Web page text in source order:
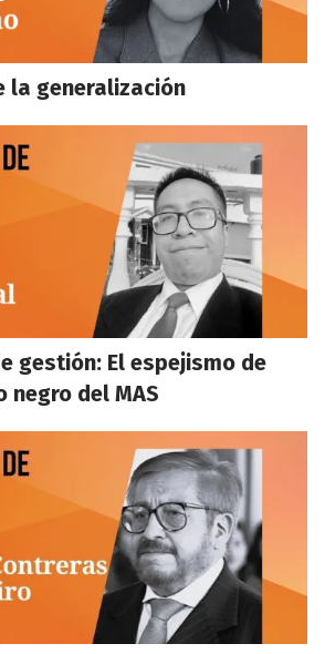
la generalización
gestión: El espejismo de
negro del MAS